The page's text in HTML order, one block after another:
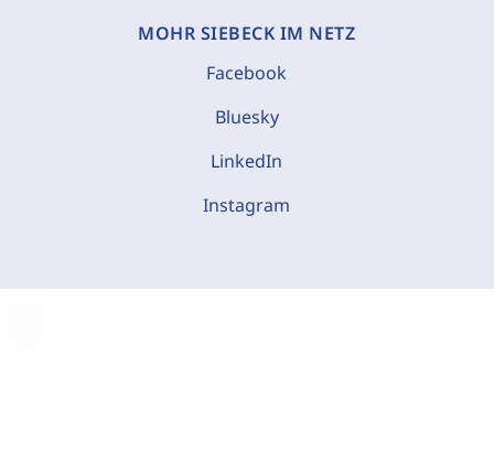
MOHR SIEBECK IM NETZ
Facebook
Bluesky
LinkedIn
Instagram